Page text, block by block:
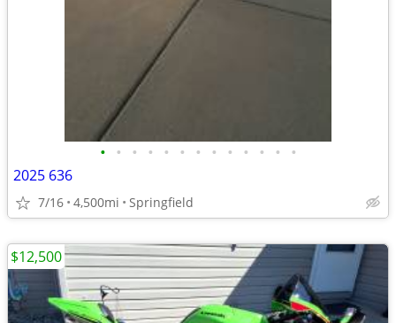
• • • • • • • • • • • • •
2025 636
7/16 4,500mi Springfield
$12,500